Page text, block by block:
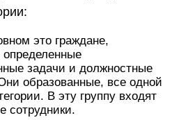
это граждане,
задачи и должностные
образованные, все одной
В эту группу входят
сотрудники.